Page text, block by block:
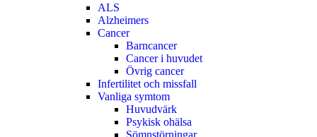
ALS
Alzheimers
Cancer
Barncancer
Cancer i huvudet
Övrig cancer
Infertilitet och missfall
Vanliga symtom
Huvudvärk
Psykisk ohälsa
Sömnstörningar